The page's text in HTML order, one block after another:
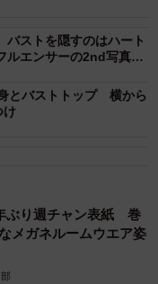
ストを隠すのはハート
エンサーの2nd写真集
とバストトップ 横から
け
ぶり週チャン表紙 巻
メガネルームウエア姿